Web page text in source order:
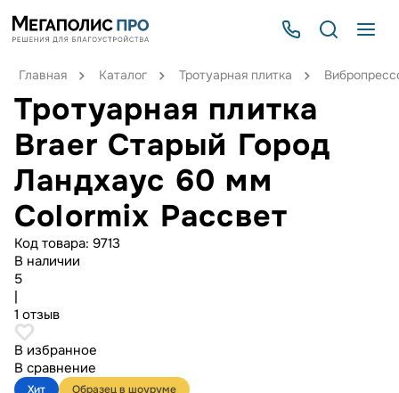
Главная Каталог Тротуарная плитка
Тротуарная плитка
Braer Старый Город
Ландхаус 60 мм
Colormix Рассвет
Код товара: 9713
В наличии
5
1 отзыв
В избранное
В сравнение
Хит Образец в шоуруме